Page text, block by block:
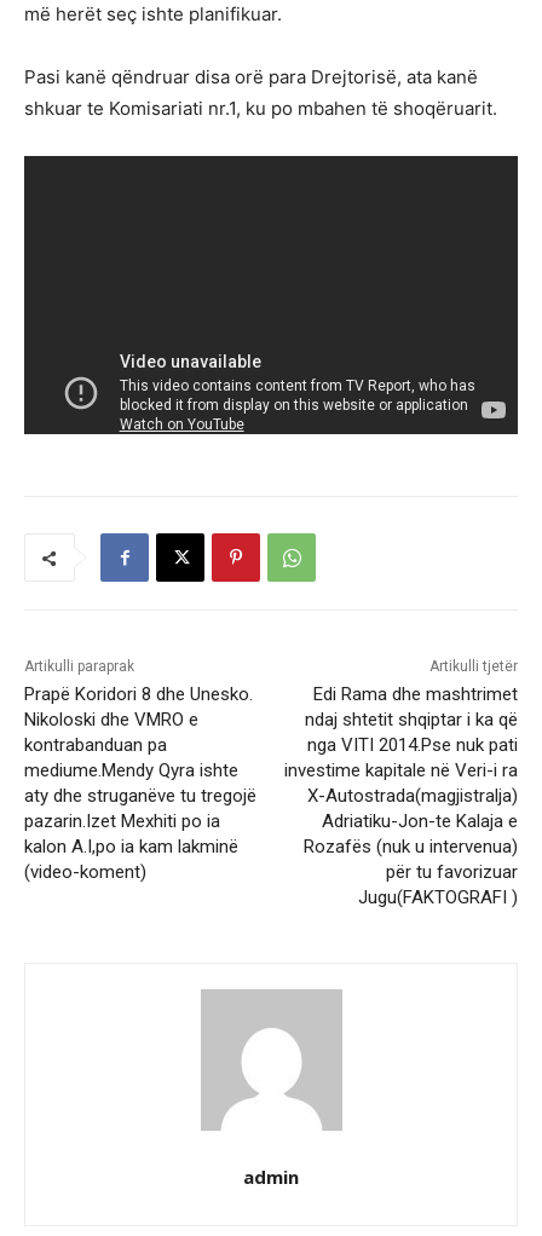
më herët seç ishte planifikuar.
Pasi kanë qëndruar disa orë para Drejtorisë, ata kanë
shkuar te Komisariati nr.1, ku po mbahen të shoqëruarit.
Artikulli paraprak
Prapë Koridori 8 dhe Unesko.
Nikoloski dhe VMRO e
kontrabanduan pa
mediume.Mendy Qyra ishte
aty dhe struganëve tu tregojë
pazarin.Izet Mexhiti po ia
kalon A.I,po ia kam lakminë
(video-koment)
Artikulli tjetër
Edi Rama dhe mashtrimet
ndaj shtetit shqiptar i ka që
nga VITI 2014.Pse nuk pati
investime kapitale në Veri-i ra
X-Autostrada(magjistralja)
Adriatiku-Jon-te Kalaja e
Rozafës (nuk u intervenua)
për tu favorizuar
Jugu(FAKTOGRAFI )
admin